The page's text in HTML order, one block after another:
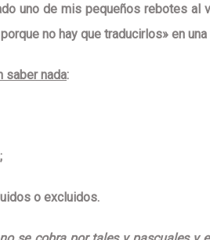
uno de mis pequeños rebotes al
no hay que traducirlos» en una
saber nada:
o excluidos.